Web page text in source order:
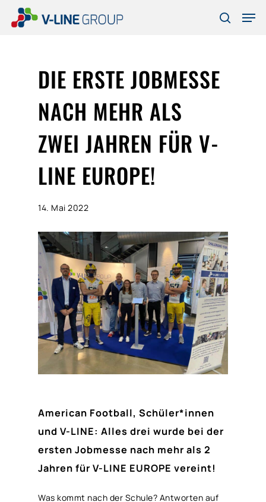
search
DIE ERSTE JOBMESSE
NACH MEHR ALS
ZWEI JAHREN FÜR V-
LINE EUROPE!
14. Mai 2022
American Football, Schüler*innen
und V-LINE: Alles drei wurde bei der
ersten Jobmesse nach mehr als 2
Jahren für V-LINE EUROPE vereint!
Was kommt nach der Schule? Antworten auf